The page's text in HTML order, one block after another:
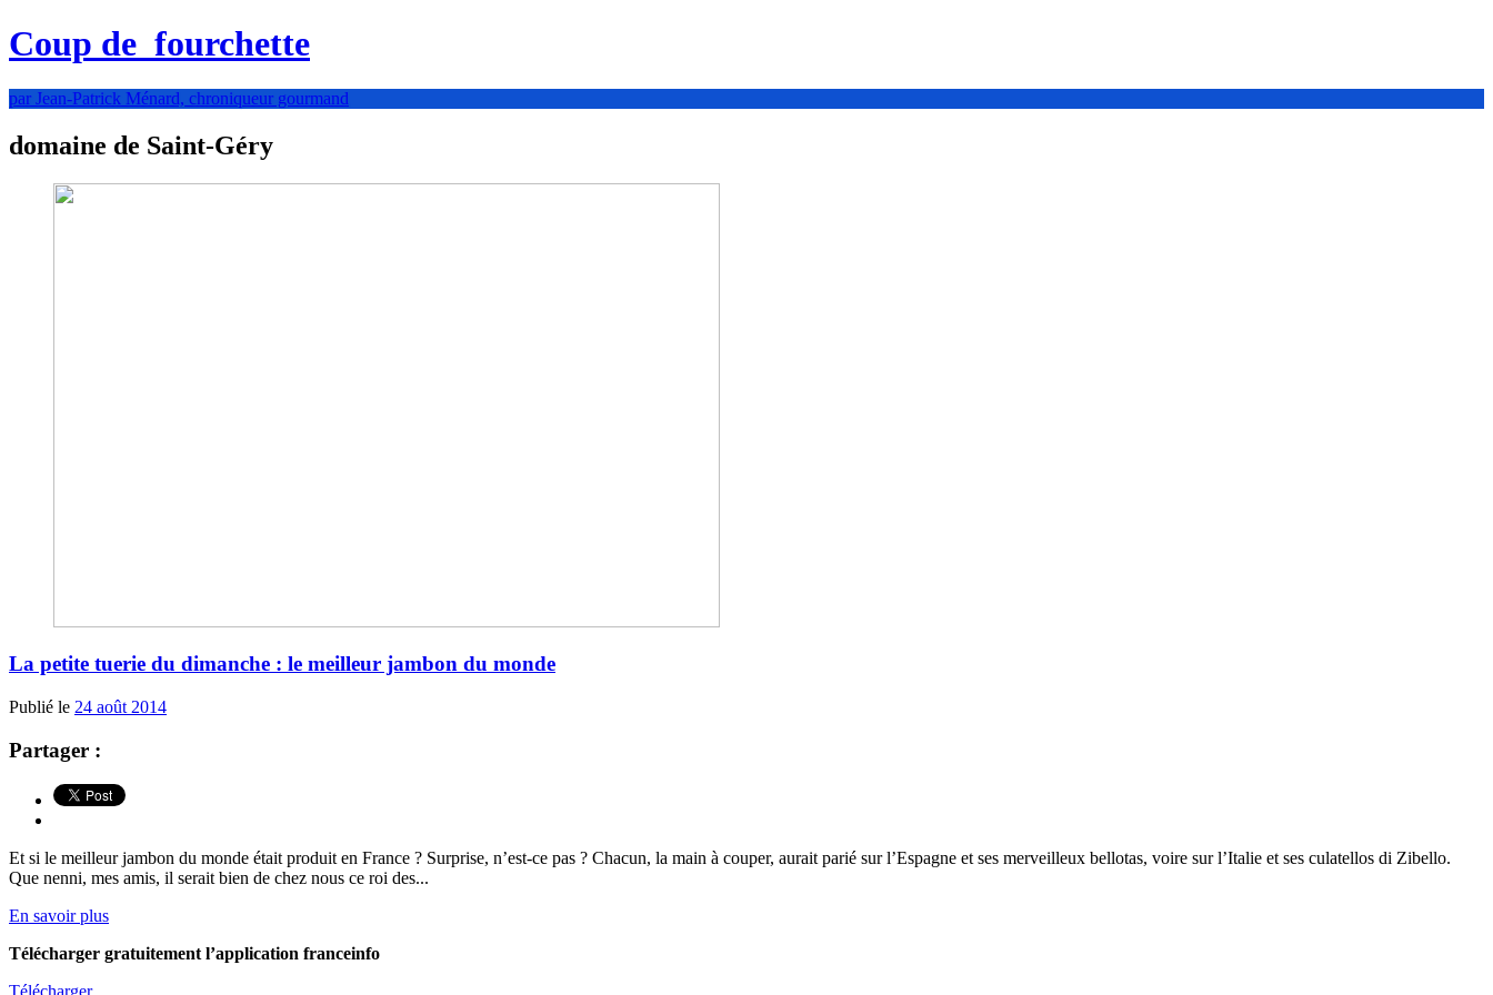
Coup de fourchette
par Jean-Patrick Ménard, chroniqueur gourmand
domaine de Saint-Géry
La petite tuerie du dimanche : le meilleur jambon du monde
Publié le 24 août 2014
Partager :
Et si le meilleur jambon du monde était produit en France ? Surprise, n’est-ce pas ? Chacun, la main à couper, aurait parié sur l’Espagne et ses merveilleux bellotas, voire sur l’Italie et ses culatellos di Zibello.
Que nenni, mes amis, il serait bien de chez nous ce roi des...
En savoir plus
Télécharger gratuitement l’application franceinfo
Télécharger